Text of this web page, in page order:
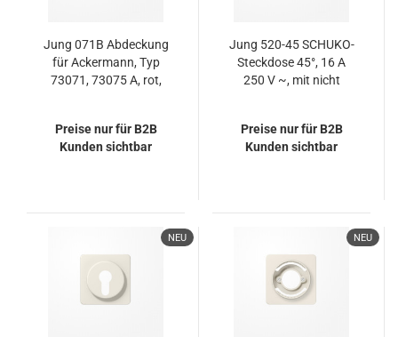
Jung 071B Abdeckung
für Ackermann, Typ
73071, 73075 A, rot,
Preise nur für B2B
Kunden sichtbar
Jung 520-45 SCHUKO-
Steckdose 45°, 16 A
250 V ~, mit nicht
weiß
Preise nur für B2B
Kunden sichtbar
NEU NEU